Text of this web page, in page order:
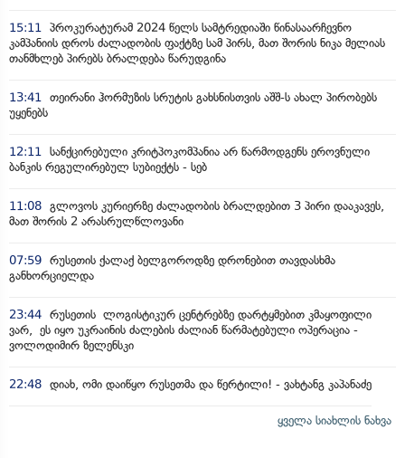
15:11
პროკურატურამ 2024 წელს სამტრედიაში წინასაარჩევნო
კამპანიის დროს ძალადობის ფაქტზე სამ პირს, მათ შორის ნიკა მელიას
თანმხლებ პირებს ბრალდება წარუდგინა
13:41
თეირანი ჰორმუზის სრუტის გახსნისთვის აშშ-ს ახალ პირობებს
უყენებს
12:11
სანქცირებული კრიტპოკომპანია არ წარმოდგენს ეროვნული
ბანკის რეგულირებულ სუბიექტს - სებ
11:08 გლოვოს კურიერზე ძალადობის ბრალდებით 3 პირი დააკავეს,
მათ შორის 2 არასრულწლოვანი
07:59 რუსეთის ქალაქ ბელგოროდზე დრონებით თავდასხმა
განხორციელდა
23:44 რუსეთის ლოგისტიკურ ცენტრებზე დარტყმებით კმაყოფილი
ვარ, ეს იყო უკრაინის ძალების ძალიან წარმატებული ოპერაცია -
ვოლოდიმირ ზელენსკი
22:48 დიახ, ომი დაიწყო რუსეთმა და წერტილი! - ვახტანგ კაპანაძე
ყველა სიახლის ნახვა